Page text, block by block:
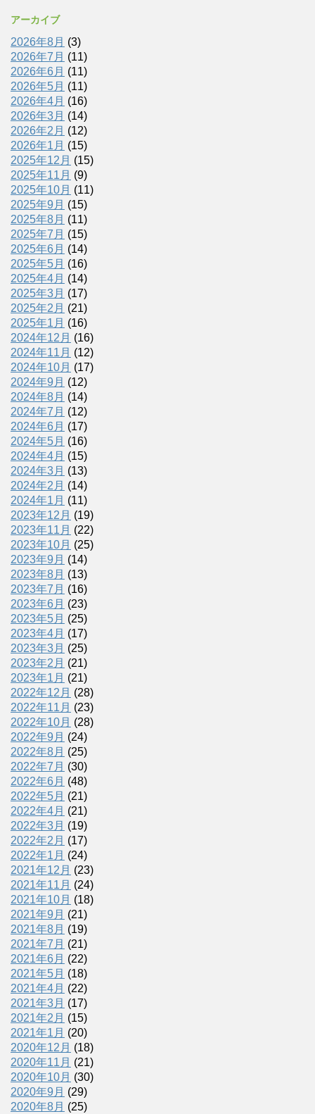
アーカイブ
2026年8月 (3)
2026年7月 (11)
2026年6月 (11)
2026年5月 (11)
2026年4月 (16)
2026年3月 (14)
2026年2月 (12)
2026年1月 (15)
2025年12月 (15)
2025年11月 (9)
2025年10月 (11)
2025年9月 (15)
2025年8月 (11)
2025年7月 (15)
2025年6月 (14)
2025年5月 (16)
2025年4月 (14)
2025年3月 (17)
2025年2月 (21)
2025年1月 (16)
2024年12月 (16)
2024年11月 (12)
2024年10月 (17)
2024年9月 (12)
2024年8月 (14)
2024年7月 (12)
2024年6月 (17)
2024年5月 (16)
2024年4月 (15)
2024年3月 (13)
2024年2月 (14)
2024年1月 (11)
2023年12月 (19)
2023年11月 (22)
2023年10月 (25)
2023年9月 (14)
2023年8月 (13)
2023年7月 (16)
2023年6月 (23)
2023年5月 (25)
2023年4月 (17)
2023年3月 (25)
2023年2月 (21)
2023年1月 (21)
2022年12月 (28)
2022年11月 (23)
2022年10月 (28)
2022年9月 (24)
2022年8月 (25)
2022年7月 (30)
2022年6月 (48)
2022年5月 (21)
2022年4月 (21)
2022年3月 (19)
2022年2月 (17)
2022年1月 (24)
2021年12月 (23)
2021年11月 (24)
2021年10月 (18)
2021年9月 (21)
2021年8月 (19)
2021年7月 (21)
2021年6月 (22)
2021年5月 (18)
2021年4月 (22)
2021年3月 (17)
2021年2月 (15)
2021年1月 (20)
2020年12月 (18)
2020年11月 (21)
2020年10月 (30)
2020年9月 (29)
2020年8月 (25)